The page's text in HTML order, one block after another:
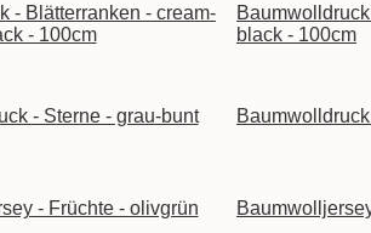
black - 100cm